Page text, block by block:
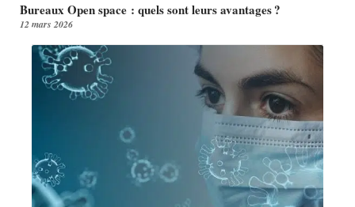
Bureaux Open space : quels sont leurs avantages ?
12 mars 2026